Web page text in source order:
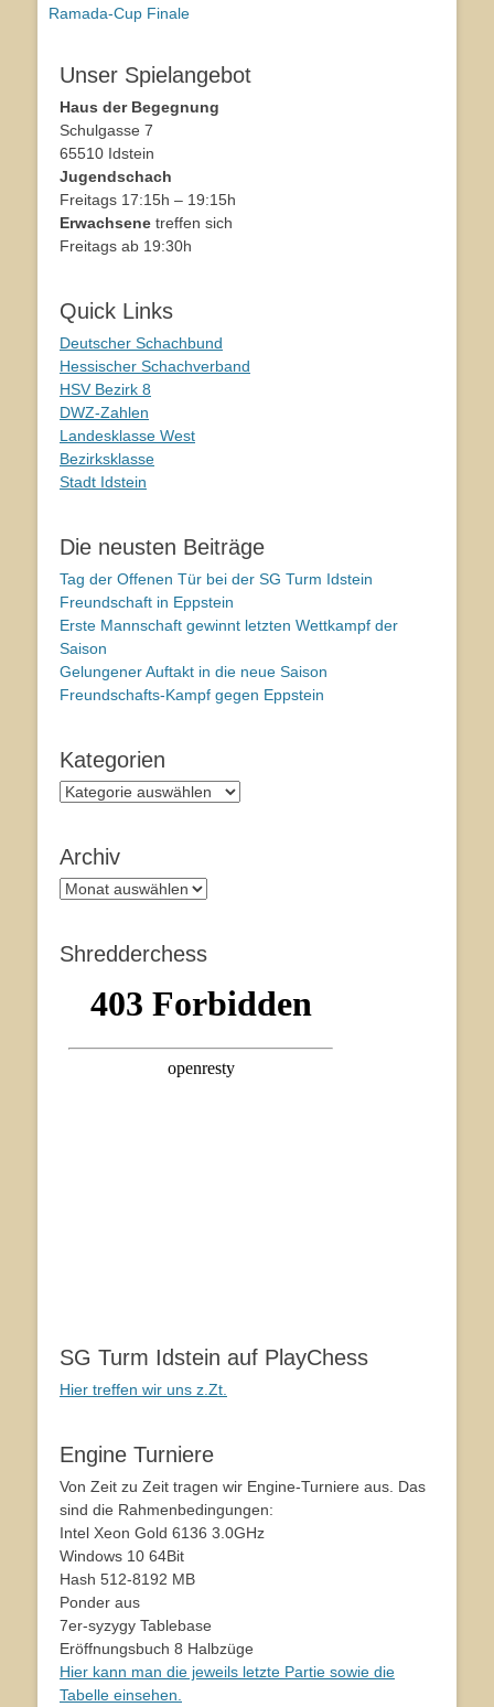
Beitrag:
Ramada-Cup Finale
Unser Spielangebot
Haus der Begegnung
Schulgasse 7
65510 Idstein
Jugendschach
Freitags 17:15h – 19:15h
Erwachsene treffen sich
Freitags ab 19:30h
Quick Links
Deutscher Schachbund
Hessischer Schachverband
HSV Bezirk 8
DWZ-Zahlen
Landesklasse West
Bezirksklasse
Stadt Idstein
Die neusten Beiträge
Tag der Offenen Tür bei der SG Turm Idstein
Freundschaft in Eppstein
Erste Mannschaft gewinnt letzten Wettkampf der
Saison
Gelungener Auftakt in die neue Saison
Freundschafts-Kampf gegen Eppstein
Kategorien
Kategorien
Archiv
Archiv
Shredderchess
SG Turm Idstein auf PlayChess
Hier treffen wir uns z.Zt.
Engine Turniere
Von Zeit zu Zeit tragen wir Engine-Turniere aus. Das
sind die Rahmenbedingungen:
Intel Xeon Gold 6136 3.0GHz
Windows 10 64Bit
Hash 512-8192 MB
Ponder aus
7er-syzygy Tablebase
Eröffnungsbuch 8 Halbzüge
Hier kann man die jeweils letzte Partie sowie die
Tabelle einsehen.